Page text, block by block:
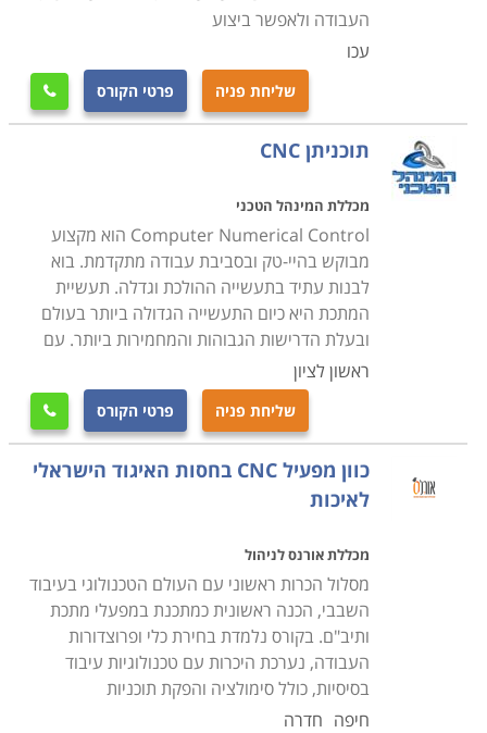
העבודה ולאפשר ביצוע
עכו
שליחת פניה פרטי הקורס 
תוכניתן CNC
מכללת המינהל הטכני
Computer Numerical Control הוא מקצוע
מבוקש בהיי-טק ובסביבת עבודה מתקדמת. בוא
לבנות עתיד בתעשייה ההולכת וגדלה. תעשיית
המתכת היא כיום התעשייה הגדולה ביותר בעולם
ובעלת הדרישות הגבוהות והמחמירות ביותר. עם
ראשון לציון
שליחת פניה פרטי הקורס 
כוון מפעיל CNC בחסות האיגוד הישראלי
לאיכות
מכללת אורנס לניהול
מסלול הכרות ראשוני עם העולם הטכנולוגי בעיבוד
השבבי, הכנה ראשונית כמתכנת במפעלי מתכת
ותיב"ם. בקורס נלמדת בחירת כלי ופרוצדורות
העבודה, נערכת היכרות עם טכנולוגיות עיבוד
בסיסיות, כולל סימולציה והפקת תוכניות
חיפה חדרה